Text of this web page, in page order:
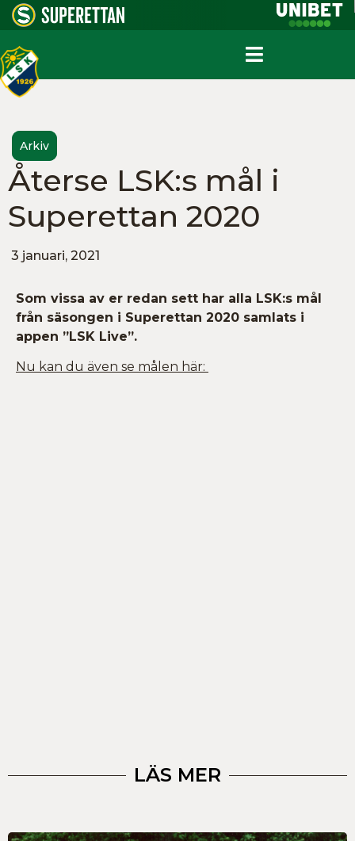
Arkiv
Återse LSK:s mål i
Superettan 2020
3 januari, 2021
Som vissa av er redan sett har alla LSK:s mål
från säsongen i Superettan 2020 samlats i
appen ”LSK Live”.
Nu kan du även se målen här:
LÄS MER